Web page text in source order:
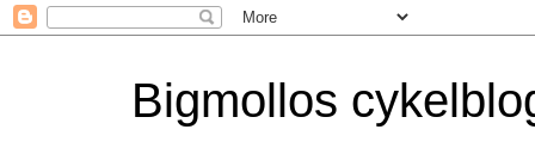
Bigmollos